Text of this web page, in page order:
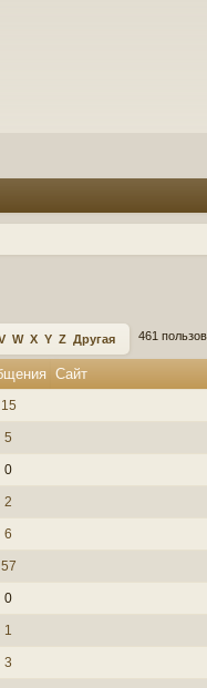
W X Y Z Другая 461
Сайт
15
5
0
2
6
57
0
1
3